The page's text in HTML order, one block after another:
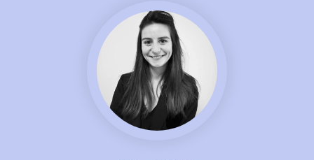
m.mention@aje-
avocats.fr
+ d'infos